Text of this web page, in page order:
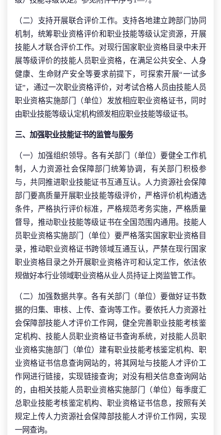
（二）支持开展联合评价工作。支持各地建立跨部门协同
机制，统筹职业资格评价和职业技能等级认定资源，开展
技能人才联合评价工作。对现行国家职业资格目录中未开
展等级评价的技能人员职业资格，在满足公共安全、人身
健康、生命财产安全等要求前提下，可探索开展“一试多
证”，通过一次职业资格评价，对考试合格人员由技能人员
职业资格实施部门（单位）发放相应职业资格证书，同时
由职业技能等级认定机构颁发相应职业技能等级证书。
三、加强职业技能证书的监管与服务
（一）加强组织领导。各有关部门（单位）要健全工作机
制，人力资源社会保障部门统筹协调，有关部门积极参
与，共同推进职业技能证书互通互认。人力资源社会保障
部门要高质量开展职业技能等级评价，严格评价机构遴选
条件，严格执行评价标准，严格规范考务实施，严格质量
督导，推动职业技能等级证书在全国范围内通用。技能人
员职业资格实施部门（单位）要严格落实国家职业资格目
录，推动职业资格证书跨领域互通互认，严禁在现行国家
职业资格目录之外开展职业资格许可和认定工作，依法依
规做好本行业领域职业资格从业人员持证上岗监管工作。
（二）加强数据共享。各有关部门（单位）要做好证书数
据的归集、审核、上传、查询等工作。要依托人力资源社
会保障部技能人才评价工作网，健全完善职业技能考核鉴
定机构、技能人员职业资格证书查询系统，对技能人员职
业资格实施部门（单位）建有职业技能考核鉴定机构、职
业资格证书信息查询网站的，将其网址与技能人才评价工
作网进行链接，实现链接查询；对没有相关信息查询网站
的，由相关技能人员职业资格实施部门（单位）每季度汇
总职业技能考核鉴定机构、职业资格证书信息，按照有关
规定上传人力资源社会保障部技能人才评价工作网，实现
一网查询。